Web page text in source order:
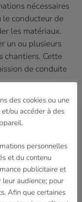
nécessaires
le conducteur de
les matériaux.
un ou plusieurs
chantiers. Cette
de conduite
du logiciel
vos
pour connaitre
du
Ainsi sont
un fichier.
des cookies ou une
ou accéder à des
personnelles
et du contenu
publicitaire et
audience; pour
Afin que certaines